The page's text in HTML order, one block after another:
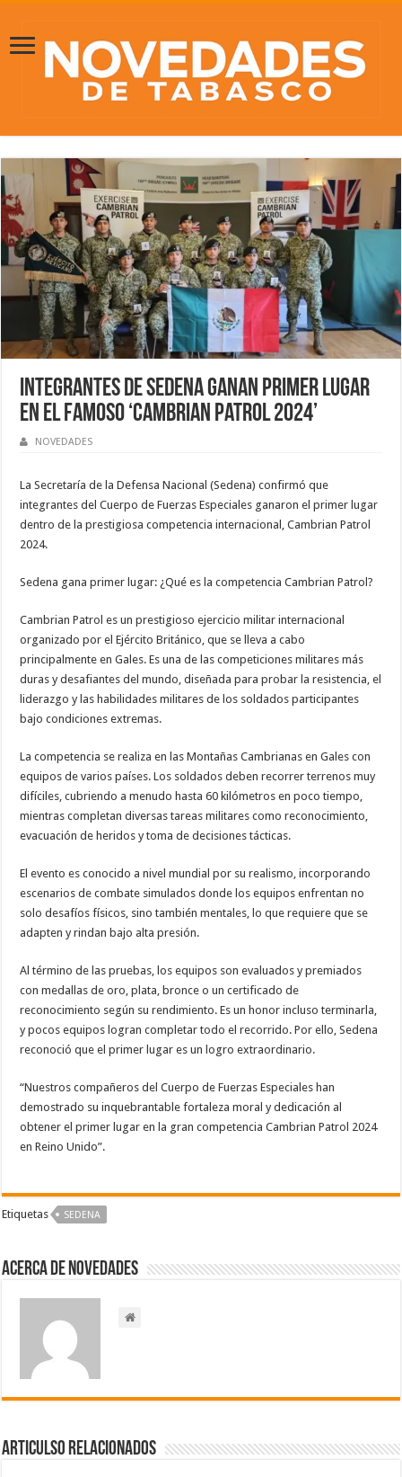
Integrantes de Sedena ganan primer lugar
en el famoso ‘Cambrian Patrol 2024’
NOVEDADES
La Secretaría de la Defensa Nacional (Sedena) confirmó que
integrantes del Cuerpo de Fuerzas Especiales ganaron el primer lugar
dentro de la prestigiosa competencia internacional, Cambrian Patrol
2024.
Sedena gana primer lugar: ¿Qué es la competencia Cambrian Patrol?
Cambrian Patrol es un prestigioso ejercicio militar internacional
organizado por el Ejército Británico, que se lleva a cabo
principalmente en Gales. Es una de las competiciones militares más
duras y desafiantes del mundo, diseñada para probar la resistencia, el
liderazgo y las habilidades militares de los soldados participantes
bajo condiciones extremas.
La competencia se realiza en las Montañas Cambrianas en Gales con
equipos de varios países. Los soldados deben recorrer terrenos muy
difíciles, cubriendo a menudo hasta 60 kilómetros en poco tiempo,
mientras completan diversas tareas militares como reconocimiento,
evacuación de heridos y toma de decisiones tácticas.
El evento es conocido a nivel mundial por su realismo, incorporando
escenarios de combate simulados donde los equipos enfrentan no
solo desafíos físicos, sino también mentales, lo que requiere que se
adapten y rindan bajo alta presión.
Al término de las pruebas, los equipos son evaluados y premiados
con medallas de oro, plata, bronce o un certificado de
reconocimiento según su rendimiento. Es un honor incluso terminarla,
y pocos equipos logran completar todo el recorrido. Por ello, Sedena
reconoció que el primer lugar es un logro extraordinario.
“Nuestros compañeros del Cuerpo de Fuerzas Especiales han
demostrado su inquebrantable fortaleza moral y dedicación al
obtener el primer lugar en la gran competencia Cambrian Patrol 2024
en Reino Unido”.
Etiquetas SEDENA
Acerca de NOVEDADES
Articulso Relacionados